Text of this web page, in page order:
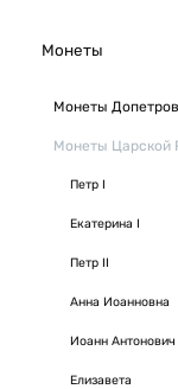
Монеты
Монеты
Монеты Царской
Петр I
Екатерина I
Петр II
Анна Иоанновна
Иоанн Антонович
Елизавета